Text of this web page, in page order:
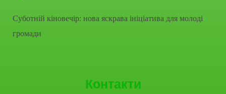
Суботній кіновечір: нова яскрава ініціатива для молоді
громади
Контакти